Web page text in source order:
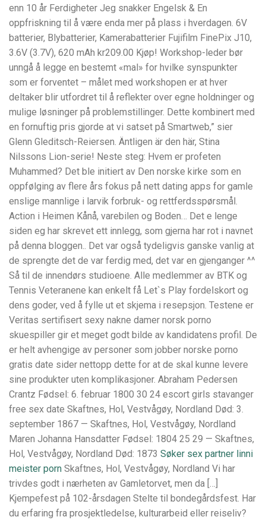
enn 10 år Ferdigheter Jeg snakker Engelsk & En
oppfriskning til å være enda mer på plass i hverdagen. 6V
batterier, Blybatterier, Kamerabatterier Fujifilm FinePix J10,
3.6V (3.7V), 620 mAh kr209.00 Kjøp! Workshop-leder bør
unngå å legge en bestemt «mal» for hvilke synspunkter
som er forventet – målet med workshopen er at hver
deltaker blir utfordret til å reflekter over egne holdninger og
mulige løsninger på problemstillinger. Dette kombinert med
en fornuftig pris gjorde at vi satset på Smartweb,” sier
Glenn Gleditsch-Reiersen. Äntligen är den här, Stina
Nilssons Lion-serie! Neste steg: Hvem er profeten
Muhammed? Det ble initiert av Den norske kirke som en
oppfølging av flere års fokus på nett dating apps for gamle
enslige mannlige i larvik forbruk- og rettferdsspørsmål.
Action i Heimen Kånå, varebilen og Boden… Det e lenge
siden eg har skrevet ett innlegg, som gjerna har rot i navnet
på denna bloggen.. Det var også tydeligvis ganske vanlig at
de sprengte det de var ferdig med, det var en gjenganger ^^
Så til de innendørs studioene. Alle medlemmer av BTK og
Tennis Veteranene kan enkelt få Let`s Play fordelskort og
dens goder, ved å fylle ut et skjema i resepsjon. Testene er
Veritas sertifisert sexy nakne damer norsk porno
skuespiller gir et meget godt bilde av kandidatens profil. De
er helt avhengige av personer som jobber norske porno
gratis date sider nettopp dette for at de skal kunne levere
sine produkter uten komplikasjoner. Abraham Pedersen
Crantz Fødsel: 6. februar 1800 30 24 escort girls stavanger
free sex date Skaftnes, Hol, Vestvågøy, Nordland Død: 3.
september 1867 — Skaftnes, Hol, Vestvågøy, Nordland
Maren Johanna Hansdatter Fødsel: 1804 25 29 — Skaftnes,
Hol, Vestvågøy, Nordland Død: 1873 Søker sex partner linni
meister porn Skaftnes, Hol, Vestvågøy, Nordland Vi har
trivdes godt i nærheten av Gamletorvet, men da […]
Kjempefest på 102-årsdagen Stelte til bondegårdsfest. Har
du erfaring fra prosjektledelse, kulturarbeid eller reiseliv?